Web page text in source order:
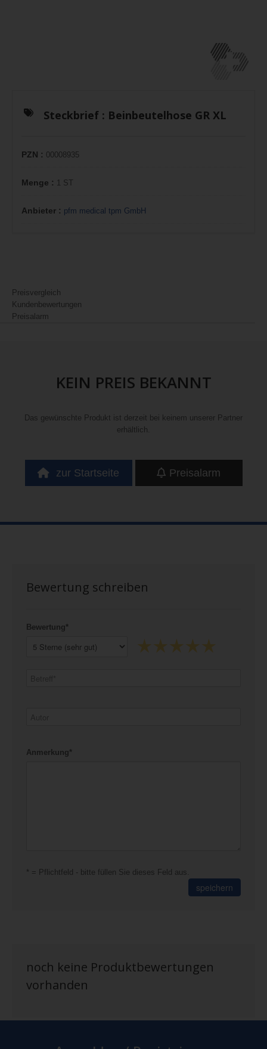
Steckbrief : Beinbeutelhose GR XL
PZN : 00008935
Menge : 1 ST
Anbieter : pfm medical tpm GmbH
Preisvergleich
Kundenbewertungen
Preisalarm
KEIN PREIS BEKANNT
Das gewünschte Produkt ist derzeit bei keinem unserer Partner
erhältlich.
zur Startseite Preisalarm
Bewertung schreiben
Bewertung*
Anmerkung*
* = Pflichtfeld - bitte füllen Sie dieses Feld aus.
speichern
noch keine Produktbewertungen
vorhanden